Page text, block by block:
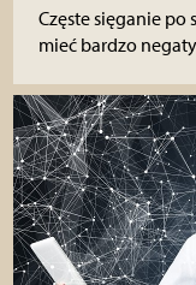
Częste sięganie po
mieć bardzo